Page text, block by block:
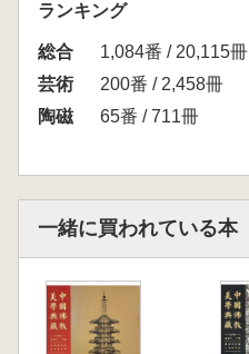
ランキング
総合
1,084番 / 20,115冊
芸術
200番 / 2,458冊
陶磁
65番 / 711冊
一緒に買われている本